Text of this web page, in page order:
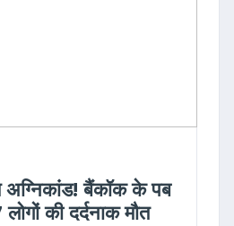
अग्निकांड! बैंकॉक के पब
की दर्दनाक मौत